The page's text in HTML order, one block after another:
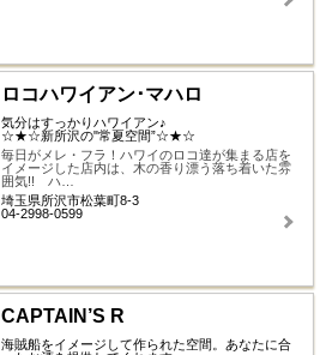
ロコハワイアン･マハロ
気分はすっかりハワイアン♪
☆★☆新所沢の"常夏空間”☆★☆
毎日がメレ・フラ！ハワイのロコ達が集まる店を
イメージした店内は、木の香り漂う落ち着いた雰
囲気!! ハ…
埼玉県所沢市松葉町8-3
04-2998-0599
CAPTAIN’S R
海賊船をイメージして作られた空間。あなたに合